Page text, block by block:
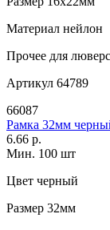
Материал нейлон
Прочее для
Артикул 64789
66087
Рамка 32мм
6.66 р.
Мин. 100 шт
Цвет черный
Размер 32мм